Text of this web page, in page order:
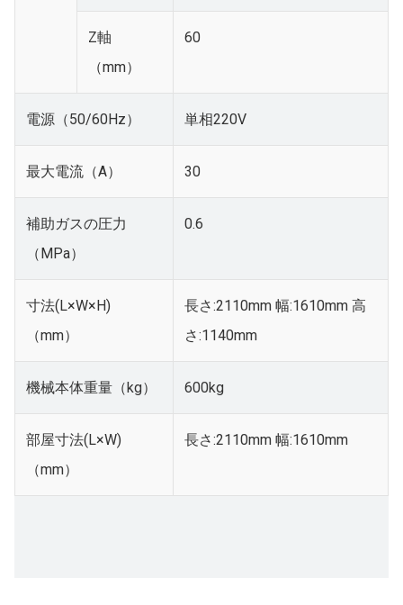
Z軸
（mm）
60
電源（50/60Hz） 単相220V
最大電流（A） 30
補助ガスの圧力
（MPa）
0.6
寸法(L×W×H)
（mm）
長さ:2110mm 幅:1610mm 高
さ:1140mm
機械本体重量（kg） 600kg
部屋寸法(L×W)
（mm）
長さ:2110mm 幅:1610mm